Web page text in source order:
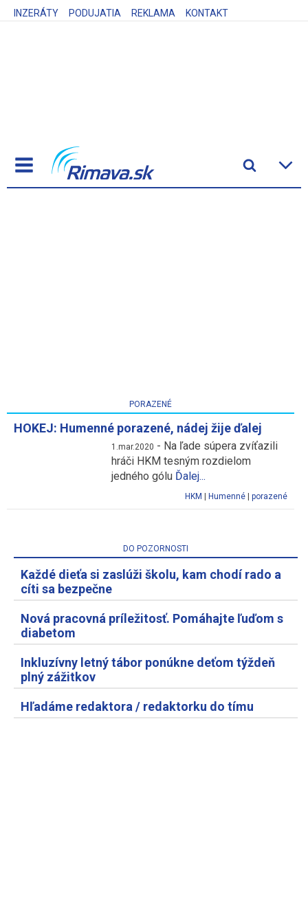
INZERÁTY PODUJATIA REKLAMA KONTAKT
PORAZENÉ
HOKEJ: Humenné porazené, nádej žije ďalej
1.mar.2020 - Na ľade súpera zvíťazili
hráči HKM tesným rozdielom
jedného gólu Ďalej...
HKM Humenné porazené
DO POZORNOSTI
Každé dieťa si zaslúži školu, kam chodí rado a
cíti sa bezpečne
Nová pracovná príležitosť. Pomáhajte ľuďom s
diabetom
Inkluzívny letný tábor ponúkne deťom týždeň
plný zážitkov
Hľadáme redaktora / redaktorku do tímu